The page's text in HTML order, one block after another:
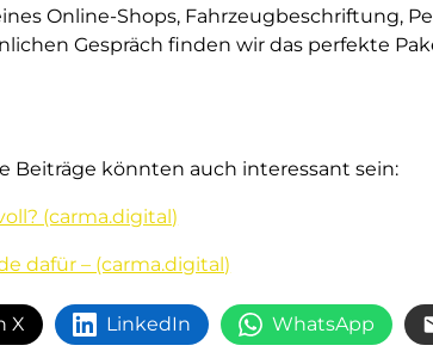
Online-Shops, Fahrzeugbeschriftung,
Gespräch finden wir das perfekte
Beiträge könnten auch interessant sein:
(carma.digital)
dafür – (carma.digital)
X LinkedIn WhatsApp